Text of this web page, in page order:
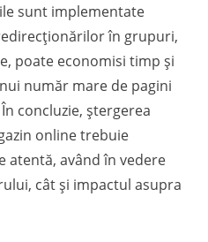
sunt implementate
în grupuri,
poate economisi timp și
număr mare de pagini
concluzie, ștergerea
online trebuie
atentă, având în vedere
cât și impactul asupra